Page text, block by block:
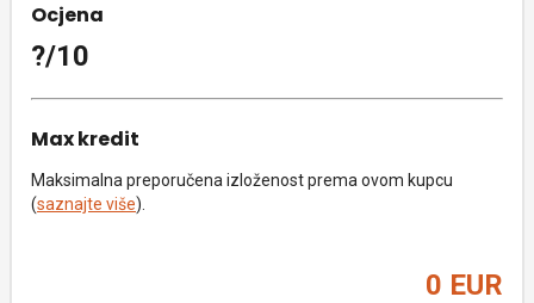
Ocjena
?/10
Max kredit
Maksimalna preporučena izloženost prema ovom kupcu
(saznajte više).
0 EUR